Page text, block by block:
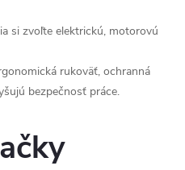
si zvoľte elektrickú, motorovú
rukoväť, ochranná
bezpečnosť práce.